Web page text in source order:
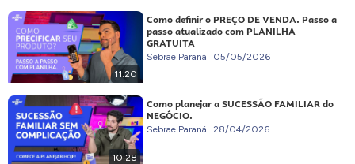
11:20
Como definir o PREÇO DE VENDA. Passo a
passo atualizado com PLANILHA
GRATUITA
Sebrae Paraná 05/05/2026
10:28
Como planejar a SUCESSÃO FAMILIAR do
NEGÓCIO.
Sebrae Paraná 28/04/2026